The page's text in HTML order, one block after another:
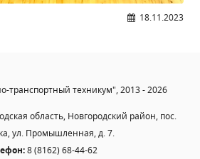
услуги
в образовательной
18.11.2023
транспортный техникум", 2013 - 2026
область, Новгородский район, пос.
ул. Промышленная, д. 7.
8 (8162) 68-44-62